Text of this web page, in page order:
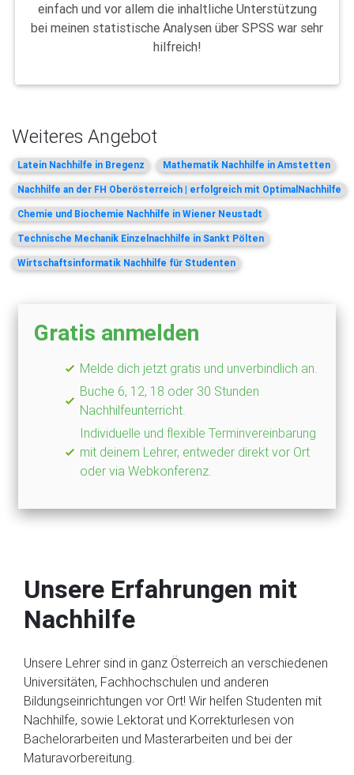
einfach und vor allem die inhaltliche Unterstützung
bei meinen statistische Analysen über SPSS war sehr
hilfreich!
Weiteres Angebot
Latein Nachhilfe in Bregenz Mathematik Nachhilfe in Amstetten
Nachhilfe an der FH Oberösterreich | erfolgreich mit OptimalNachhilfe
Chemie und Biochemie Nachhilfe in Wiener Neustadt
Technische Mechanik Einzelnachhilfe in Sankt Pölten
Wirtschaftsinformatik Nachhilfe für Studenten
Gratis anmelden
Melde dich jetzt gratis und unverbindlich an.
Buche 6, 12, 18 oder 30 Stunden
Nachhilfeunterricht.
Individuelle und flexible Terminvereinbarung
mit deinem Lehrer, entweder direkt vor Ort
oder via Webkonferenz.
Unsere Erfahrungen mit
Nachhilfe
Unsere Lehrer sind in ganz Österreich an verschiedenen
Universitäten, Fachhochschulen und anderen
Bildungseinrichtungen vor Ort! Wir helfen Studenten mit
Nachhilfe, sowie Lektorat und Korrekturlesen von
Bachelorarbeiten und Masterarbeiten und bei der
Maturavorbereitung.